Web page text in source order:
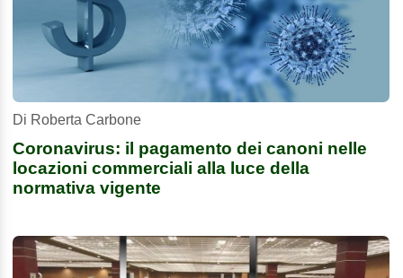
Di Roberta Carbone
Coronavirus: il pagamento dei canoni nelle
locazioni commerciali alla luce della
normativa vigente